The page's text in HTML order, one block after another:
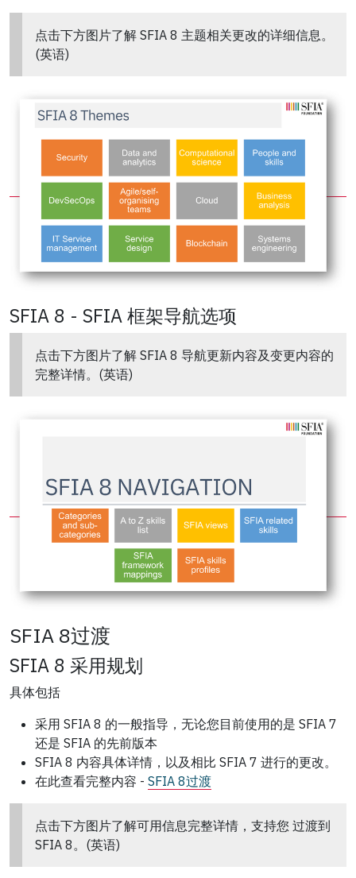
点击下方图片了解 SFIA 8 主题相关更改的详细信息。
(英语)
SFIA 8 - SFIA 框架导航选项
点击下方图片了解 SFIA 8 导航更新内容及变更内容的
完整详情。(英语)
SFIA 8过渡
SFIA 8 采用规划
具体包括
采用 SFIA 8 的一般指导，无论您目前使用的是 SFIA 7
还是 SFIA 的先前版本
SFIA 8 内容具体详情，以及相比 SFIA 7 进行的更改。
在此查看完整内容 - SFIA 8过渡
点击下方图片了解可用信息完整详情，支持您 过渡到
SFIA 8。(英语)